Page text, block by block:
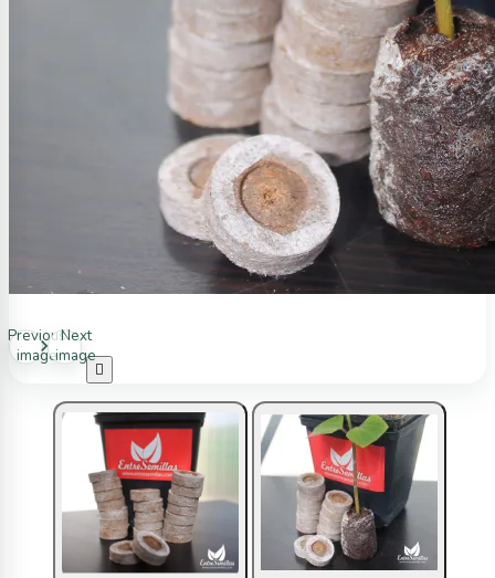
Previous
image
Next
image
